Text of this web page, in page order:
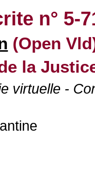
n° 5-
(Open
la
virtuelle -